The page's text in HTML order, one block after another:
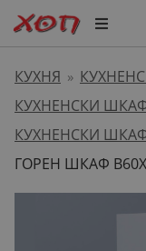
КУХНЯ »
КУХНЕНСКИ
КУХНЕНСКИ
ГОРЕН ШКАФ